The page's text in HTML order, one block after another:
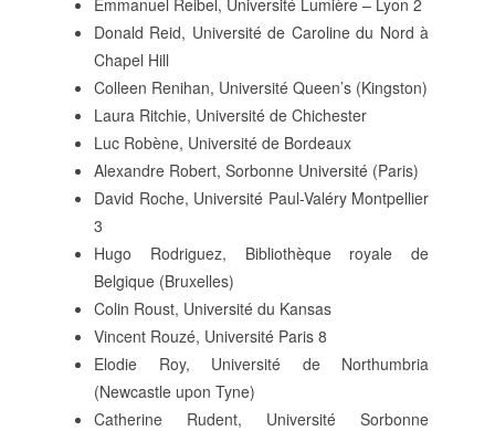
Donald Reid, Université de Caroline du Nord à
Chapel Hill
Colleen Renihan, Université Queen’s (Kingston)
Laura Ritchie, Université de Chichester
Luc Robène, Université de Bordeaux
Alexandre Robert, Sorbonne Université (Paris)
David Roche, Université Paul-Valéry Montpellier
3
Hugo Rodriguez, Bibliothèque royale de
Belgique (Bruxelles)
Colin Roust, Université du Kansas
Vincent Rouzé, Université Paris 8
Elodie Roy, Université de Northumbria
(Newcastle upon Tyne)
Catherine Rudent, Université Sorbonne